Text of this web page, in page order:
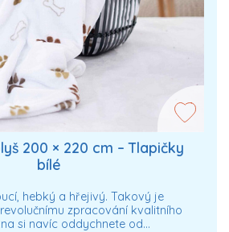
200 × 220 cm – Tlapičky
bílé
hebký a hřejivý. Takový je
zpracování kvalitního
si navíc oddychnete od…